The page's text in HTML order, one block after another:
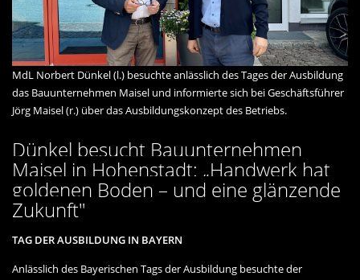
MdL Norbert Dünkel (l.) besuchte anlässlich des Tages der Ausbildung
das Bauunternehmen Maisel und informierte sich bei Geschäftsführer
Jörg Maisel (r.) über das Ausbildungskonzept des Betriebs.
Dünkel besucht Bauunternehmen
Maisel in Hohenstadt: „Handwerk hat
goldenen Boden – und eine glänzende
Zukunft"
TAG DER AUSBILDUNG IN BAYERN
Anlässlich des Bayerischen Tags der Ausbildung besuchte der